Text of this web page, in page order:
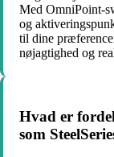
Med OmniPoint-
og
til dine
nøjagtighed og
Hvad er
som